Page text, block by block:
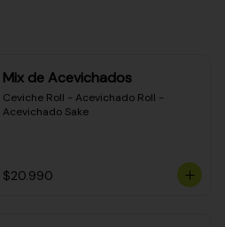
Mix de Acevichados
Ceviche Roll - Acevichado Roll -
Acevichado Sake
$20.990